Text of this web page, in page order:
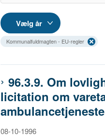
Kommunalfuldmagten - EU-regler
96.3.9. Om
licitation om
ambulancetjeneste
08-10-1996